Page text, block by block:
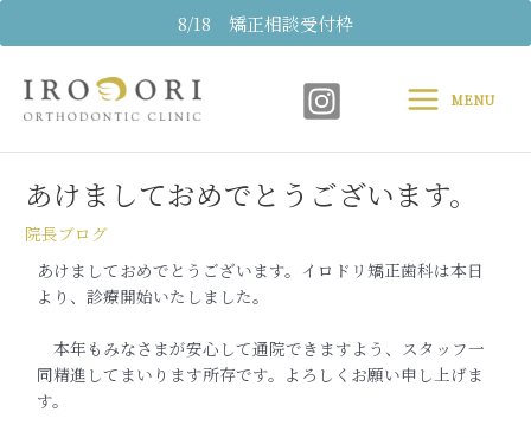
8/18 矯正相談受付枠
容
MenuMENU
あけましておめでとうございます。
院長ブログ
あけましておめでとうございます。イロドリ矯正歯科は本日
より、診療開始いたしました。
本年もみなさまが安心して通院できますよう、スタッフ一
同精進してまいります所存です。よろしくお願い申し上げま
す。